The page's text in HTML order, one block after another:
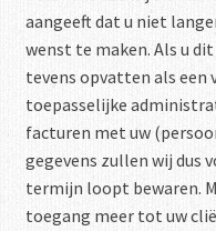
aangeeft dat u niet
wenst te maken. Als u
tevens opvatten als een
toepasselijke
facturen met uw
gegevens zullen wij dus
termijn loopt bewaren.
toegang meer tot uw